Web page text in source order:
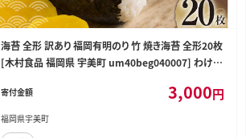
海苔 全形 訳あり 福岡有明のり 竹 焼き海苔 全形20枚
[木村食品 福岡県 宇美町 um40beg040007] わけあ
にぎり おむすび メール便 メール便対応
寄付金額 3,000円
福岡県宇美町